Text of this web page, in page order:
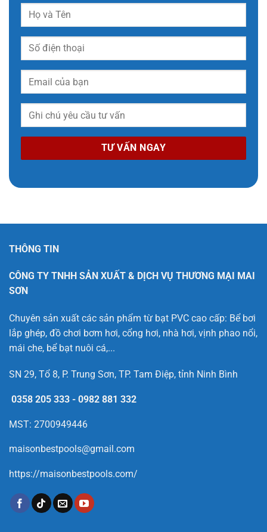
THÔNG TIN
CÔNG TY TNHH SẢN XUẤT & DỊCH VỤ THƯƠNG MẠI MAI
SƠN
Chuyên sản xuất các sản phẩm từ bạt PVC cao cấp: Bể bơi
lắp ghép, đồ chơi bơm hơi, cổng hơi, nhà hơi, vịnh phao nổi,
mái che, bể bạt nuôi cá,...
SN 29, Tổ 8, P. Trung Sơn, TP. Tam Điệp, tỉnh Ninh Bình
0358 205 333 - 0982 881 332
MST: 2700949446
maisonbestpools@gmail.com
https://maisonbestpools.com/